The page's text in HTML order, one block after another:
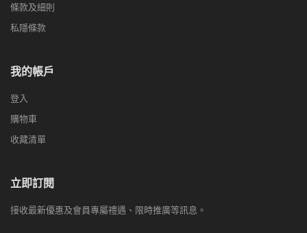
條款及細則
私隱條款
我的帳戶
登入
購物車
收藏清單
立即訂閱
接收最新優惠及會員專屬禮遇、限時推廣等訊息。